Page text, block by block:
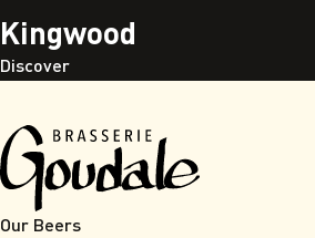
Kingwood
Discover
Our Beers